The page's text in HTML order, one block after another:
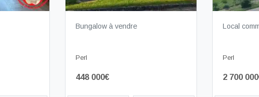
Bungalow à vendre
Perl
448 000€
Local
Perl
2 700